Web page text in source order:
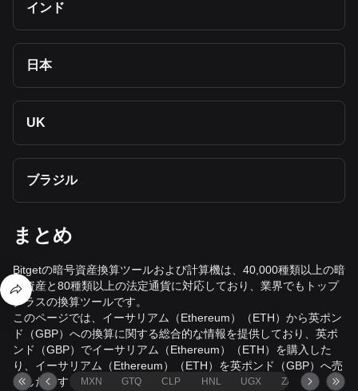
インド
日本
UK
ブラジル
まとめ
Bitgetの暗号資産換算ツールおよび計算機は、40,000種類以上の暗
号資産と80種類以上の法定通貨に対応しており、業界でもトップ
クラスの換算ツールです。
このページでは、イーサリアム（Ethereum）（ETH）から英ポン
ド（GBP）への換算に関する総合的な情報を提供しており、英ポ
ンド（GBP）でイーサリアム（Ethereum）（ETH）を購入した
り、イーサリアム（Ethereum）（ETH）を英ポンド（GBP）へ売
却したりする際に役立ちます。
MXN GTQ CLP HNL UGX ZAR TND